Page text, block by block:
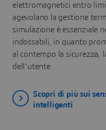
elettromagnetici entro
agevolano la gestione
simulazione è essenziale
indossabili, in quanto
al contempo la sicurezza,
dell'utente.
Scopri di più sui
intelligenti